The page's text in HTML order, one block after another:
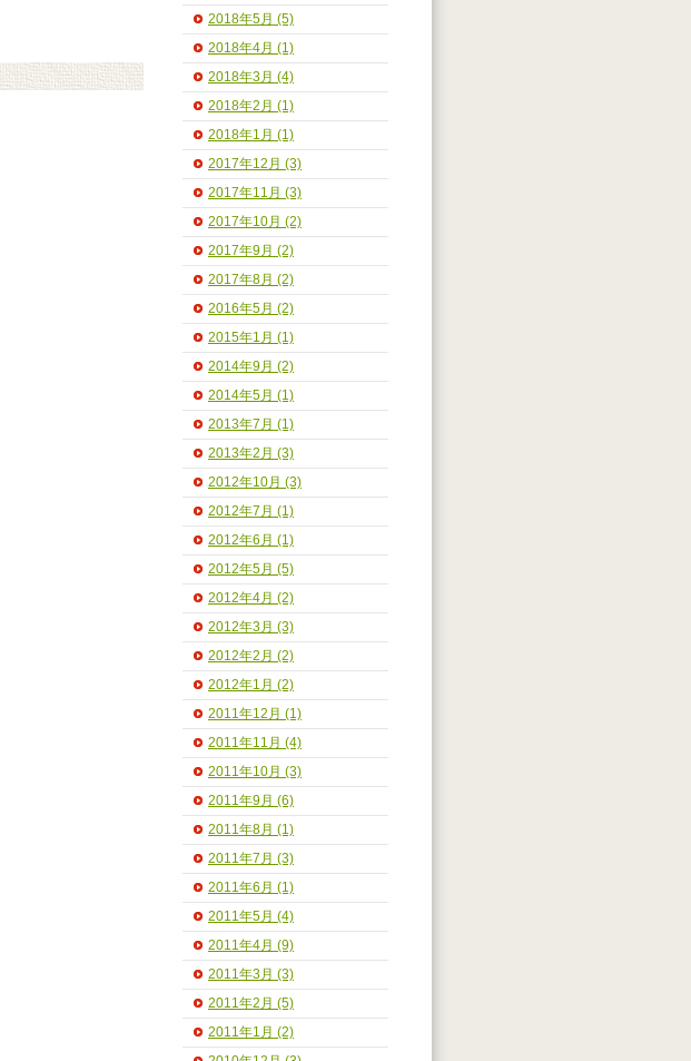
2018年5月 (5)
2018年4月 (1)
2018年3月 (4)
2018年2月 (1)
2018年1月 (1)
2017年12月 (3)
2017年11月 (3)
2017年10月 (2)
2017年9月 (2)
2017年8月 (2)
2016年5月 (2)
2015年1月 (1)
2014年9月 (2)
2014年5月 (1)
2013年7月 (1)
2013年2月 (3)
2012年10月 (3)
2012年7月 (1)
2012年6月 (1)
2012年5月 (5)
2012年4月 (2)
2012年3月 (3)
2012年2月 (2)
2012年1月 (2)
2011年12月 (1)
2011年11月 (4)
2011年10月 (3)
2011年9月 (6)
2011年8月 (1)
2011年7月 (3)
2011年6月 (1)
2011年5月 (4)
2011年4月 (9)
2011年3月 (3)
2011年2月 (5)
2011年1月 (2)